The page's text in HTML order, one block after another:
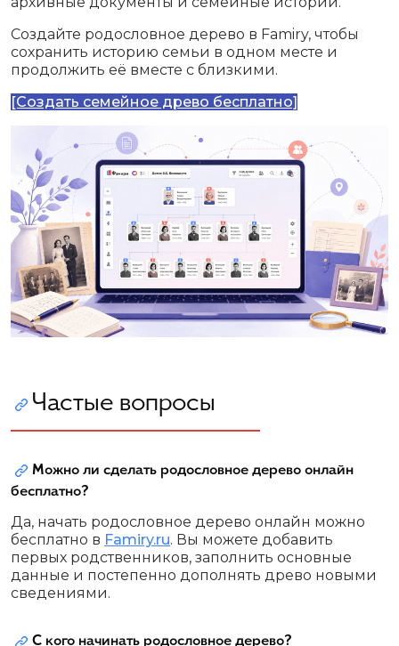
Создайте родословное дерево в Famiry, чтобы
сохранить историю семьи в одном месте и
продолжить её вместе с близкими.
[Создать семейное древо бесплатно]
Частые вопросы
Можно ли сделать родословное дерево онлайн
бесплатно?
Да, начать родословное дерево онлайн можно
бесплатно в Famiry.ru. Вы можете добавить
первых родственников, заполнить основные
данные и постепенно дополнять древо новыми
сведениями.
С кого начинать родословное дерево?